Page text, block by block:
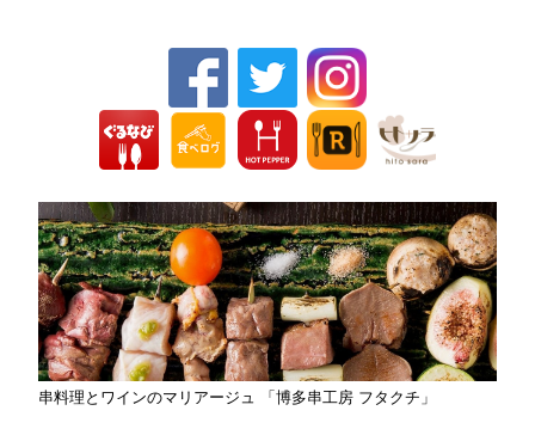
串料理とワインのマリアージュ 「博多串工房 フタクチ」